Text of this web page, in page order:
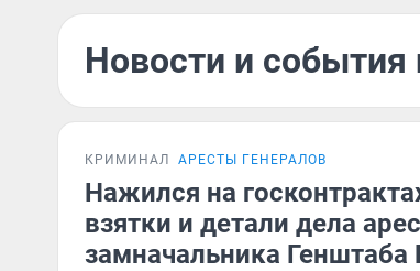
Новости и события
КРИМИНАЛ АРЕСТЫ ГЕНЕРАЛОВ
Нажился на
взятки и детали дела
замначальника